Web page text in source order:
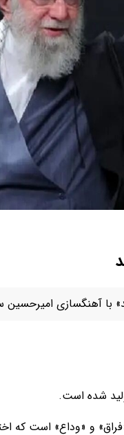
با آهنگسازی
شده است.
«فراق» و «وداع»